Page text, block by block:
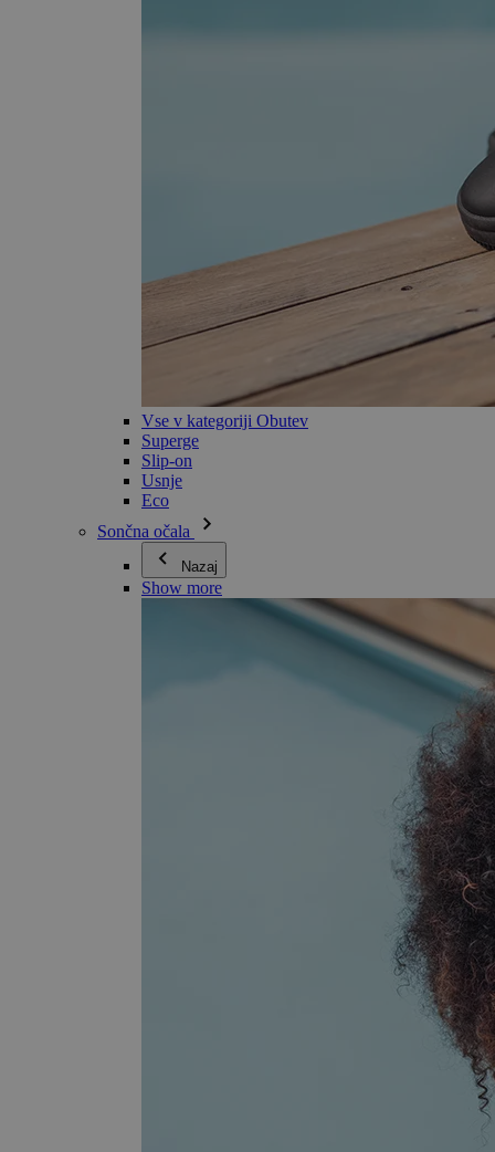
Vse v kategoriji Obutev
Superge
Slip-on
Usnje
Eco
Sončna očala
Nazaj
Show more